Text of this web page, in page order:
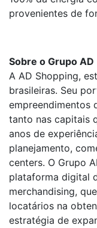
provenientes de
Sobre o Grupo AD
A AD Shopping,
brasileiras. Seu
empreendimentos
tanto nas capitais
anos de
planejamento,
centers. O Grupo
plataforma digital
merchandising,
locatários na
estratégia de